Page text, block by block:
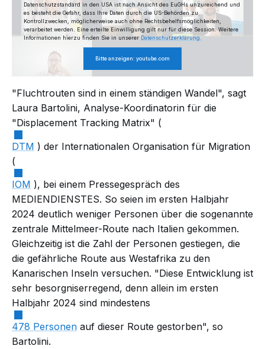
Datenschutzstandard in den USA ist nach Ansicht des EuGHs unzureichend und
es besteht die Gefahr, dass Ihre Daten durch die US-Behörden zu
Kontrollzwecken, möglicherweise auch ohne Rechtsbehelfsmöglichkeiten,
verarbeitet werden. Eine erteilte Einwilligung gilt nur für diese Session. Weitere
Informationen hierzu finden Sie in unserer Datenschutzerklärung.
Bitte anzeigen: youtube.com
"Fluchtrouten sind in einem ständigen Wandel", sagt
Laura Bartolini, Analyse-Koordinatorin für die
"Displacement Tracking Matrix" (
DTM ) der Internationalen Organisation für Migration
(
IOM ), bei einem Pressegespräch des
MEDIENDIENSTES. So seien im ersten Halbjahr
2024 deutlich weniger Personen über die sogenannte
zentrale Mittelmeer-Route nach Italien gekommen.
Gleichzeitig ist die Zahl der Personen gestiegen, die
die gefährliche Route aus Westafrika zu den
Kanarischen Inseln versuchen. "Diese Entwicklung ist
sehr besorgniserregend, denn allein im ersten
Halbjahr 2024 sind mindestens
478 Personen auf dieser Route gestorben", so
Bartolini.